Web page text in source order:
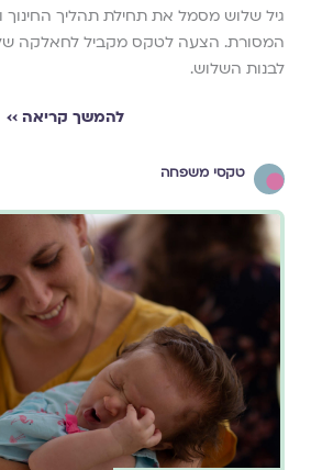
גיל שלוש מסמל את תחילת תהליך החינוך
המסורת. הצעה לטקס מקביל לחאלקה
לבנות השלוש.
להמשך קריאה ››
טקסי משפחה